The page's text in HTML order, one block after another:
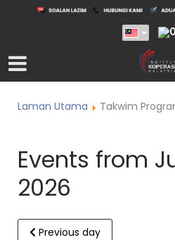
Laman Utama Takwim
Events from
2026
Previous day